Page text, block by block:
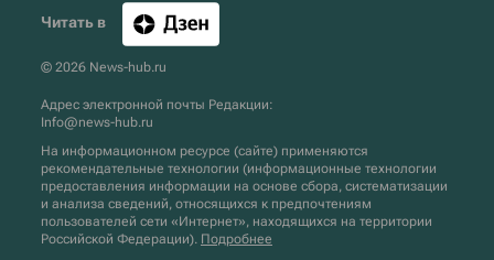
Читать в
© 2026 News-hub.ru
Адрес электронной почты Редакции:
Info@news-hub.ru
На информационном ресурсе (сайте) применяются
рекомендательные технологии (информационные технологии
предоставления информации на основе сбора, систематизации
и анализа сведений, относящихся к предпочтениям
пользователей сети «Интернет», находящихся на территории
Российской Федерации). Подробнее